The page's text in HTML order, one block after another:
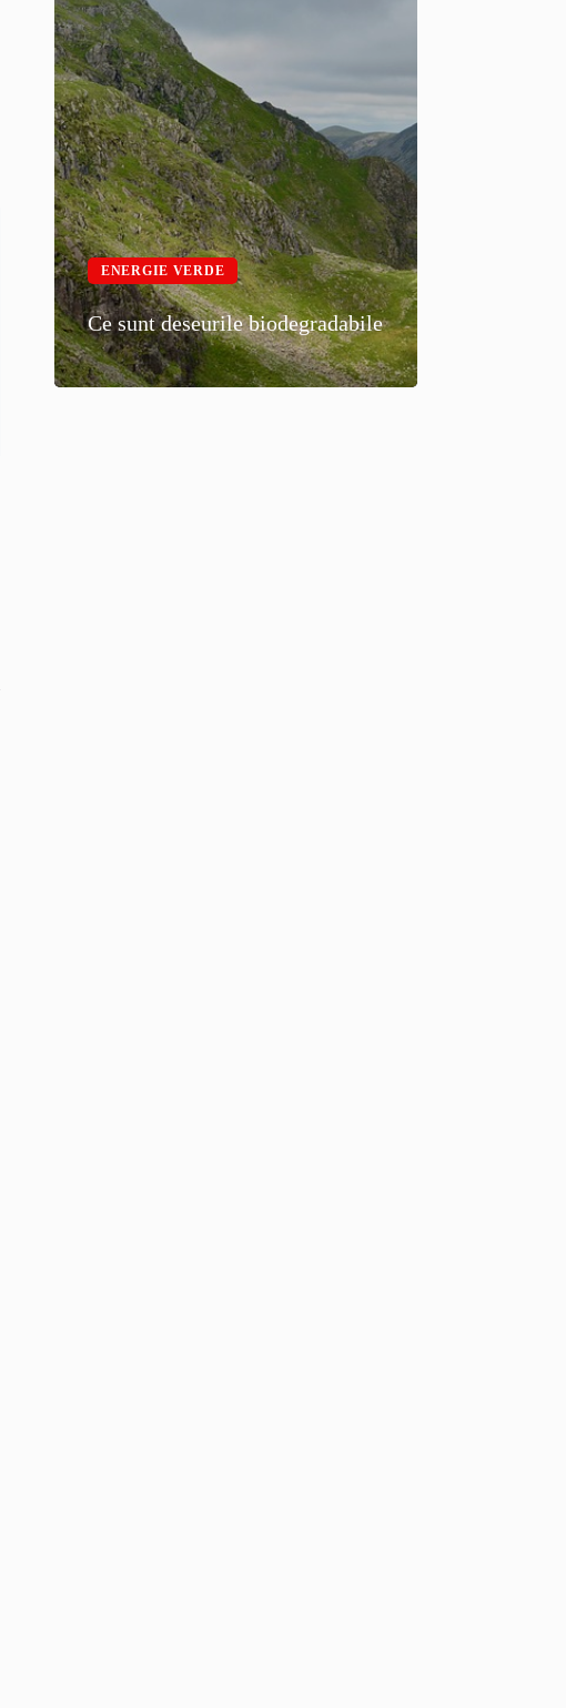
ENERGIE VERDE
Ce sunt deseurile biodegradabile